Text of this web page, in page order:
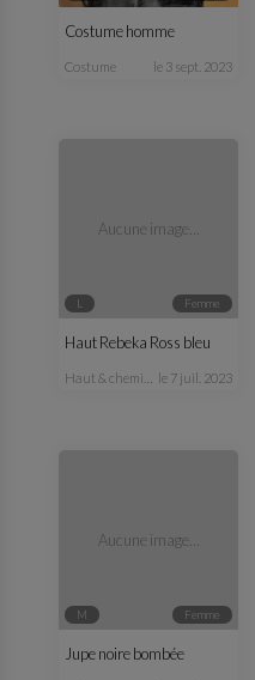
Costume homme
costume le 3 sept. 2023
Aucune image...
L femme
Haut Rebeka Ross bleu
haut & chemisier le 7 juil. 2023
Aucune image...
M femme
Jupe noire bombée